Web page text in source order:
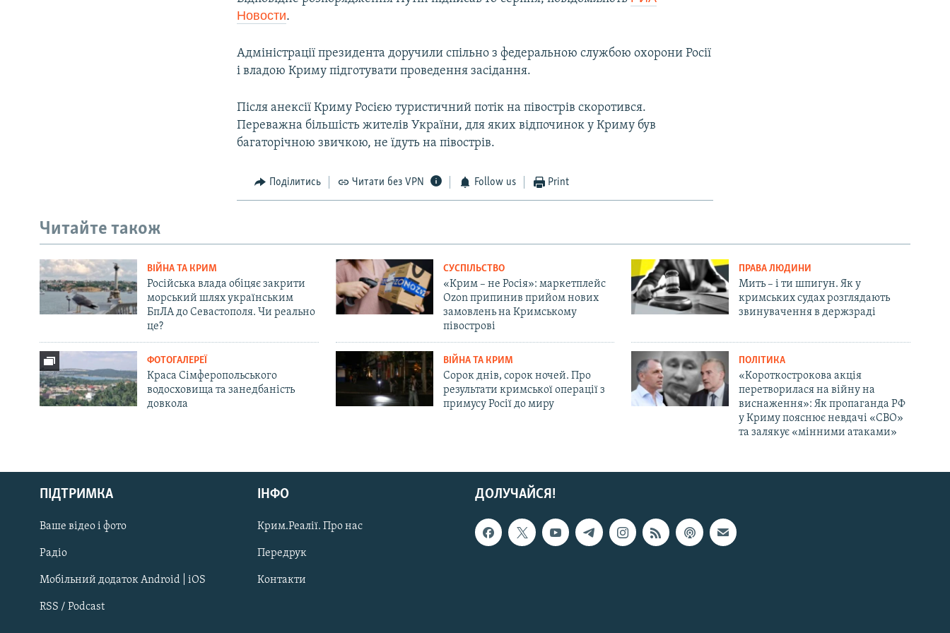
Русский
Qırımtatar
ДОЛУЧАЙСЯ!
Новости.
Адміністрації президента доручили спільно з федеральною службою охорони Росії
і владою Криму підготувати проведення засідання.
Після анексії Криму Росією туристичний потік на півострів скоротився.
Переважна більшість жителів України, для яких відпочинок у Криму був
багаторічною звичкою, не їдуть на півострів.
Поділитись Читати без VPN Follow us Print
Читайте також
ВІЙНА ТА КРИМ
Російська влада обіцяє закрити
морський шлях українським
БпЛА до Севастополя. Чи реально
це?
СУСПІЛЬСТВО
«Крим – не Росія»: маркетплейс
Ozon припинив прийом нових
замовлень на Кримському
півострові
ПРАВА ЛЮДИНИ
Мить – і ти шпигун. Як у
кримських судах розглядають
звинувачення в держзраді
ФОТОГАЛЕРЕЇ
Краса Сімферопольського
водосховища та занедбаність
довкола
ВІЙНА ТА КРИМ
Сорок днів, сорок ночей. Про
результати кримської операції з
примусу Росії до миру
ПОЛІТИКА
«Короткострокова акція
перетворилася на війну на
виснаження»: Як пропаганда РФ
у Криму пояснює невдачі «СВО»
та залякує «мінними атаками»
ДОЛУЧАЙСЯ!
ПІДТРИМКА
Ваше відео і фото
Радіо
Мобільний додаток Android | iOS
RSS / Podcast
ІНФО
Крим.Реалії. Про нас
Передрук
Контакти